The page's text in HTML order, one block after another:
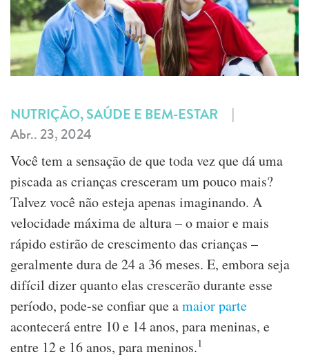
NUTRIÇÃO, SAÚDE E BEM-ESTAR
|
Abr.. 23, 2024
Você tem a sensação de que toda vez que dá uma
piscada as crianças cresceram um pouco mais?
Talvez você não esteja apenas imaginando. A
velocidade máxima de altura – o maior e mais
rápido estirão de crescimento das crianças –
geralmente dura de 24 a 36 meses. E, embora seja
difícil dizer quanto elas crescerão durante esse
período, pode-se confiar que amaior parte
acontecerá entre 10 e 14 anos, para meninas, e
entre 12 e 16 anos, para meninos.1